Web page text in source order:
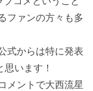
ファンの方々も多
式からは特に発表
います！
メントで大西流星